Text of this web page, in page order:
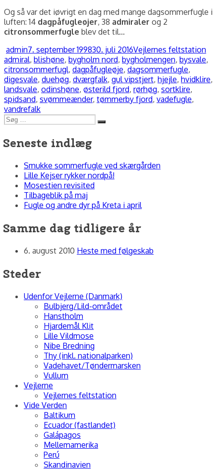
Og så var det iøvrigt en dag med mange dagsommerfugle i
luften: 14 dagpåfugleøjer, 38 admiraler og 2
citronsommerfugle blev det til…
Forfatter
adminUdgivet
7. september 199830. juli 2016Kategorier
Vejlernes feltstation
admiral, blishøne, bygholm nord, bygholmengen, bysvale,
citronsommerfugl, dagpåfugleøje, dagsommerfugle,
digesvale, duehøg, dværgfalk, gul vipstjert, hjejle, hvidklire,
landsvale, odinshøne, østerild fjord, rørhøg, sortklire,
spidsand, svømmeænder, tømmerby fjord, vadefugle,
vandrefalk
Søg
Søg
Seneste indlæg
Smukke sommerfugle ved skærgården
Lille Kejser rykker nordpå!
Mosestien revisited
Tilbageblik på maj
Fugle og andre dyr på Kreta i april
Samme dag tidligere år
6. august 2010 Heste med følgeskab
Steder
Udenfor Vejlerne (Danmark)
Bulbjerg/Lild-området
Hanstholm
Hjardemål Klit
Lille Vildmose
Nibe Bredning
Thy (inkl. nationalparken)
Vadehavet/Tøndermarsken
Vullum
Vejlerne
Vejlernes feltstation
Vide Verden
Baltikum
Ecuador (fastlandet)
Galápagos
Mellemamerika
Perú
Skandinavien